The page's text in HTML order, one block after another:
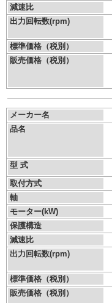
減速比
出力回転数(rpm)
標準価格（税別）
販売価格（税別）
メーカー名
品名
型 式
取付方式
軸
モーター(kW)
保護構造
減速比
出力回転数(rpm)
標準価格（税別）
販売価格（税別）